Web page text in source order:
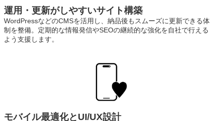
運用・更新がしやすいサイト構築
WordPressなどのCMSを活用し、納品後もスムーズに更新できる体
制を整備。定期的な情報発信やSEOの継続的な強化を自社で行える
よう支援します。
モバイル最適化とUI/UX設計